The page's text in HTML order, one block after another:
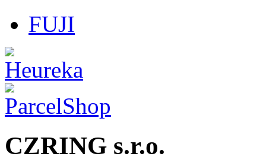
FUJI
CZRING s.r.o.